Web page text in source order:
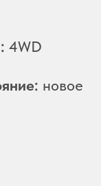
4WD
новое